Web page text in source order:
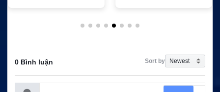
0 Bình luận Sort by